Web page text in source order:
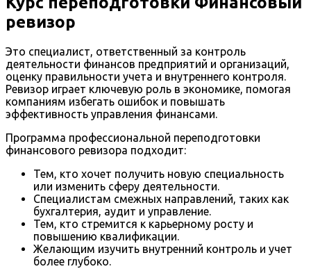
ревизор
Это специалист, ответственный за контроль
деятельности финансов предприятий и организаций,
оценку правильности учета и внутреннего контроля.
Ревизор играет ключевую роль в экономике, помогая
компаниям избегать ошибок и повышать
эффективность управления финансами.
Программа профессиональной переподготовки
финансового ревизора подходит:
Тем, кто хочет получить новую специальность
или изменить сферу деятельности.
Специалистам смежных направлений, таких как
бухгалтерия, аудит и управление.
Тем, кто стремится к карьерному росту и
повышению квалификации.
Желающим изучить внутренний контроль и учет
более глубоко.